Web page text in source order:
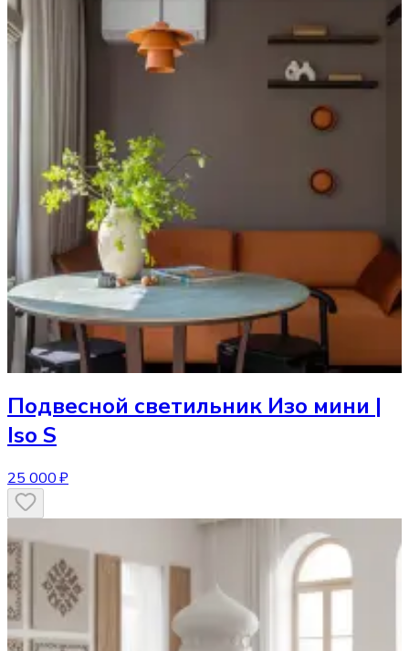
Подвесной светильник Изо мини |
Iso S
25 000 ₽